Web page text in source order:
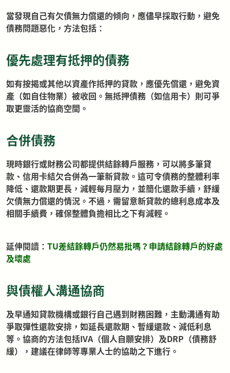
當發現自己有欠債無力償還的傾向，應儘早採取行動，避免
債務問題惡化，方法包括：
優先處理有抵押的債務
如有按揭或其他以資產作抵押的貸款，應優先償還，避免資
產（如自住物業）被收回。無抵押債務（如信用卡）則可爭
取更靈活的協商空間。
合併債務
現時銀行或財務公司都提供結餘轉戶服務，可以將多筆貸
款、信用卡結欠合併為一筆新貸款。這可令債務的整體利率
降低、還款期更長，減輕每月壓力，並簡化還款手續，舒緩
欠債無力償還的情況。不過，需留意新貸款的總利息成本及
相關手續費，確保整體負擔相比之下有減輕。
延伸閱讀： TU差結餘轉戶仍然易批嗎？申請結餘轉戶的好處
及壞處
與債權人溝通協商
及早通知貸款機構或銀行自己遇到財務困難，主動溝通有助
爭取彈性還款安排，如延長還款期、暫緩還款、減低利息
等。協商的方法包括IVA（個人自願安排）及DRP（債務舒
緩），建議在律師等專業人士的協助之下進行。